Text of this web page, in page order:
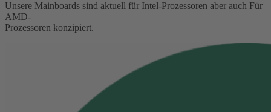
Unsere Mainboards sind aktuell für Intel-Prozessoren aber auch Für
AMD-
Prozessoren konzipiert.